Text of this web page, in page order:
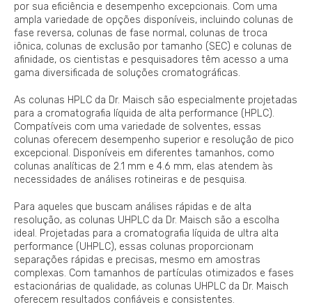
por sua eficiência e desempenho excepcionais. Com uma
ampla variedade de opções disponíveis, incluindo colunas de
fase reversa, colunas de fase normal, colunas de troca
iônica, colunas de exclusão por tamanho (SEC) e colunas de
afinidade, os cientistas e pesquisadores têm acesso a uma
gama diversificada de soluções cromatográficas.
As colunas HPLC da Dr. Maisch são especialmente projetadas
para a cromatografia líquida de alta performance (HPLC).
Compatíveis com uma variedade de solventes, essas
colunas oferecem desempenho superior e resolução de pico
excepcional. Disponíveis em diferentes tamanhos, como
colunas analíticas de 2.1 mm e 4.6 mm, elas atendem às
necessidades de análises rotineiras e de pesquisa.
Para aqueles que buscam análises rápidas e de alta
resolução, as colunas UHPLC da Dr. Maisch são a escolha
ideal. Projetadas para a cromatografia líquida de ultra alta
performance (UHPLC), essas colunas proporcionam
separações rápidas e precisas, mesmo em amostras
complexas. Com tamanhos de partículas otimizados e fases
estacionárias de qualidade, as colunas UHPLC da Dr. Maisch
oferecem resultados confiáveis e consistentes.